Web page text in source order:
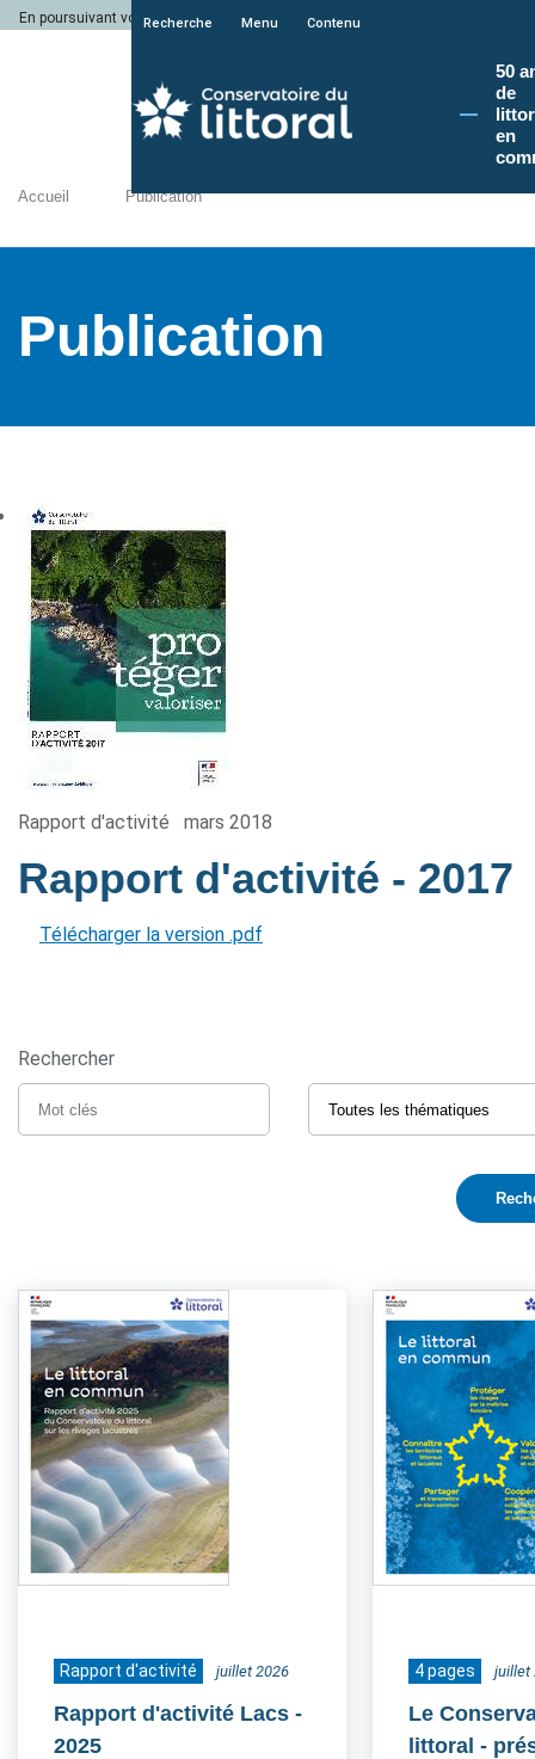
En poursuivant votre navigation sur le site du Conservatoire du littoral, vous
Recherche Menu Contenu
50
de
en
Accueil Publication
Publication
Rapport d'activité mars 2018
Rapport d'activité - 2017
Télécharger la version .pdf
Rechercher
Rapport d'activité juillet 2026
Rapport d'activité Lacs -
2025
4 pages juillet
Le
littoral -